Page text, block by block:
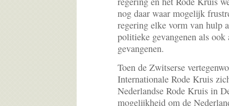
nog daar waar mogelijk
regering elke vorm van hulp
politieke gevangenen als ook
gevangenen.
Toen de Zwitserse
Internationale Rode Kruis
Nederlandse Rode Kruis in
mogelijkheid om de